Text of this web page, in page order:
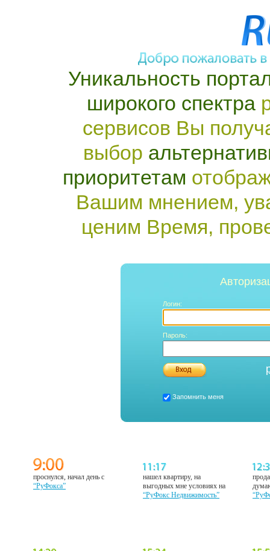
Уникальность
широкого спектра
сервисов Вы
выбор
приоритетам
Вашим мнением,
ценим Время,
Логин:
Пароль:
Запомнить меня
проснулся, начал день с
“РуФокса”
нашел квартиру, на
выгодных мне условиях на
“РуФокс Недвижимость”